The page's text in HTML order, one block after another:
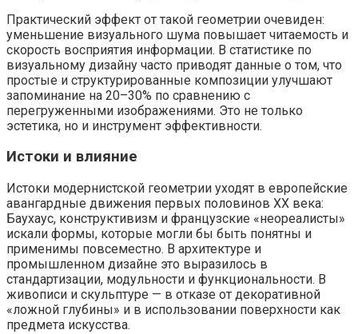
Практический эффект от такой геометрии очевиден:
уменьшение визуального шума повышает читаемость и
скорость восприятия информации. В статистике по
визуальному дизайну часто приводят данные о том, что
простые и структурированные композиции улучшают
запоминание на 20–30% по сравнению с
перегруженными изображениями. Это не только
эстетика, но и инструмент эффективности.
Истоки и влияние
Истоки модернистской геометрии уходят в европейские
авангардные движения первых половинов XX века:
Баухаус, конструктивизм и французские «неореалисты»
искали формы, которые могли бы быть понятны и
применимы повсеместно. В архитектуре и
промышленном дизайне это выразилось в
стандартизации, модульности и функциональности. В
живописи и скульптуре — в отказе от декоративной
«ложной глубины» и в использовании поверхности как
предмета искусства.